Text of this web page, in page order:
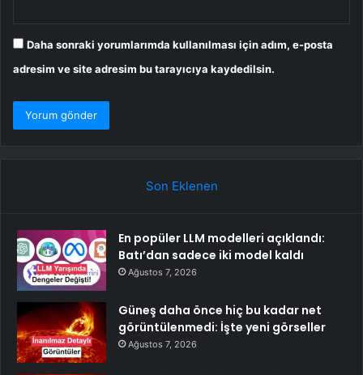
Daha sonraki yorumlarımda kullanılması için adım, e-posta
adresim ve site adresim bu tarayıcıya kaydedilsin.
Son Eklenen
En popüler LLM modelleri açıklandı:
Batı’dan sadece iki model kaldı
Ağustos 7, 2026
Güneş daha önce hiç bu kadar net
görüntülenmedi: İşte yeni görseller
Ağustos 7, 2026